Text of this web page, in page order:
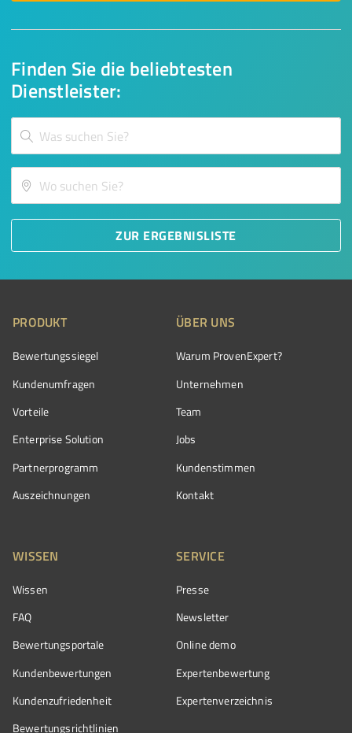
Finden Sie die beliebtesten
Dienstleister:
ZUR ERGEBNISLISTE
PRODUKT
Bewertungssiegel
Kundenumfragen
Vorteile
Enterprise Solution
Partnerprogramm
Auszeichnungen
ÜBER UNS
Warum ProvenExpert?
Unternehmen
Team
Jobs
Kundenstimmen
Kontakt
WISSEN
Wissen
FAQ
Bewertungsportale
Kundenbewertungen
Kundenzufriedenheit
Bewertungs­richtlinien
SERVICE
Presse
Newsletter
Online demo
Expertenbewertung
Expertenverzeichnis